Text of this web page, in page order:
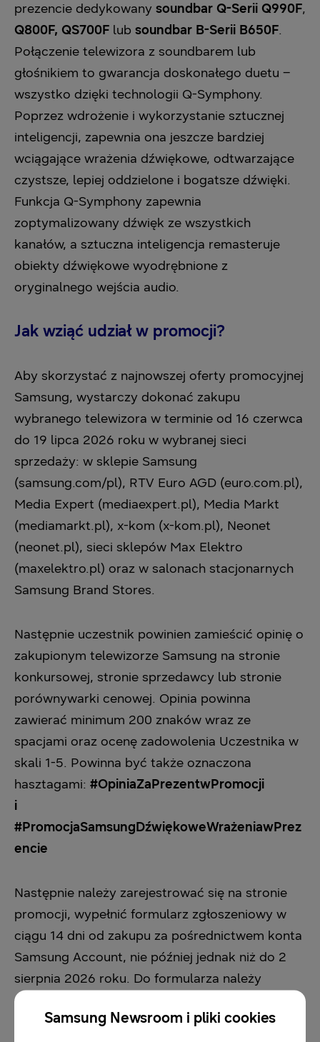
prezencie dedykowany soundbar Q-Serii Q990F,
Q800F, QS700F lub soundbar B-Serii B650F.
Połączenie telewizora z soundbarem lub
głośnikiem to gwarancja doskonałego duetu –
wszystko dzięki technologii Q-Symphony.
Poprzez wdrożenie i wykorzystanie sztucznej
inteligencji, zapewnia ona jeszcze bardziej
wciągające wrażenia dźwiękowe, odtwarzające
czystsze, lepiej oddzielone i bogatsze dźwięki.
Funkcja Q-Symphony zapewnia
zoptymalizowany dźwięk ze wszystkich
kanałów, a sztuczna inteligencja remasteruje
obiekty dźwiękowe wyodrębnione z
oryginalnego wejścia audio.
Jak wziąć udział w promocji?
Aby skorzystać z najnowszej oferty promocyjnej
Samsung, wystarczy dokonać zakupu
wybranego telewizora w terminie od 16 czerwca
do 19 lipca 2026 roku w wybranej sieci
sprzedaży: w sklepie Samsung
(samsung.com/pl), RTV Euro AGD (euro.com.pl),
Media Expert (mediaexpert.pl), Media Markt
(mediamarkt.pl), x-kom (x-kom.pl), Neonet
(neonet.pl), sieci sklepów Max Elektro
(maxelektro.pl) oraz w salonach stacjonarnych
Samsung Brand Stores.
Następnie uczestnik powinien zamieścić opinię o
zakupionym telewizorze Samsung na stronie
konkursowej, stronie sprzedawcy lub stronie
porównywarki cenowej. Opinia powinna
zawierać minimum 200 znaków wraz ze
spacjami oraz ocenę zadowolenia Uczestnika w
skali 1-5. Powinna być także oznaczona
hasztagami: #OpiniaZaPrezentwPromocji
i
#PromocjaSamsungDźwiękoweWrażeniawPrez
encie
Następnie należy zarejestrować się na stronie
promocji, wypełnić formularz zgłoszeniowy w
ciągu 14 dni od zakupu za pośrednictwem konta
Samsung Account, nie później jednak niż do 2
sierpnia 2026 roku. Do formularza należy
dołączyć skan dowodu zakupu, zdjęcie tabliczki
znamionowej zakupionego urządzenia, zdjęcie
Samsung Newsroom i pliki cookies